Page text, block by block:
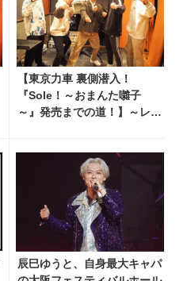
【東京力車 裏側潜入！
『Sole！～おまんた囃子
～』発売までの道！】～レコ
辰巳ゆうと、自身最大キャパ